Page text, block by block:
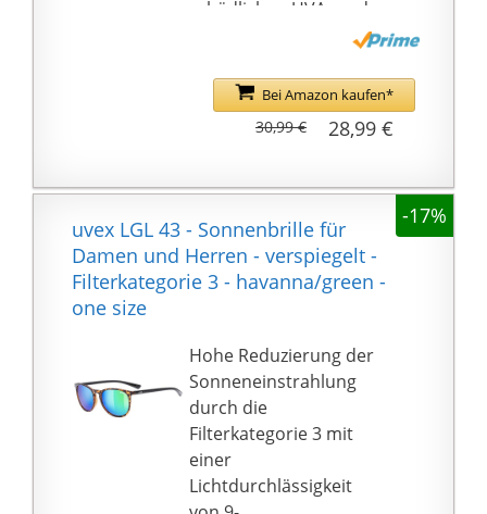
schädlichen UVA- und
UVB-Strahlen abblockt
effektiv verhindert.
Diese Sonnenbrille ist
aus hochwertigem,
Glasmaterial gefertigt,
das druck- und stoßfest
ist und Blendeffekte
effektiv reduziert,
reflektiertes und
eliminiert, die
Ermüdung der Augen
verringert und die Sicht
glatter und klarer
macht.
👓️ 【TR90-Rahmen】:
Ein aktiver Lebensstil
Bei Amazon kaufen*
28,99 €
30,99 €
-17%
uvex LGL 43 - Sonnenbrille für
Damen und Herren - verspiegelt -
Filterkategorie 3 - havanna/green -
one size
Hohe Reduzierung der
Sonneneinstrahlung
durch die
Filterkategorie 3 mit
einer
Lichtdurchlässigkeit